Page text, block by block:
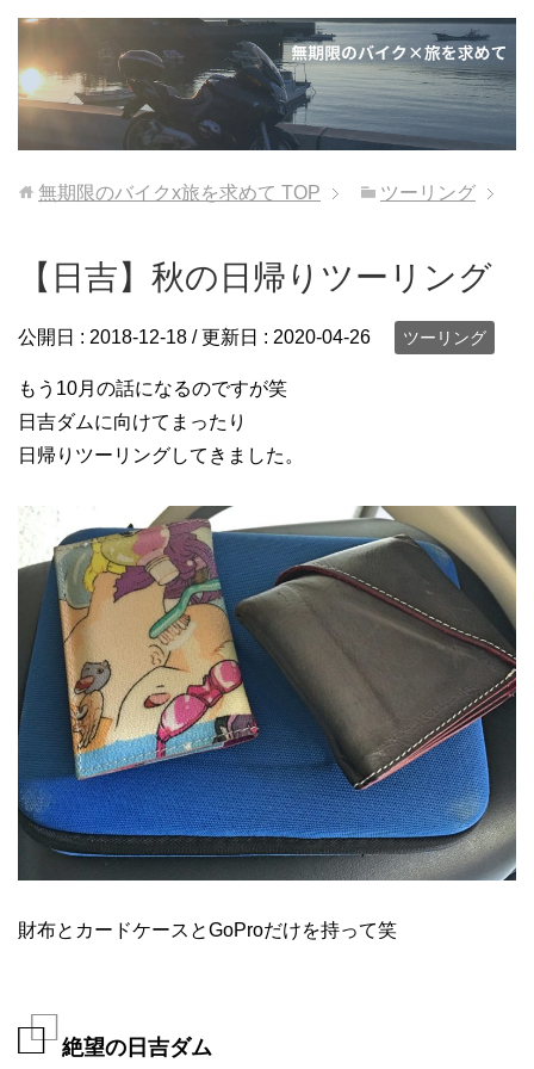
無期限のバイクx旅を求めて TOP ツーリング
【日吉】秋の日帰りツーリング
公開日 : 2018-12-18 / 更新日 : 2020-04-26 ツーリング
もう10月の話になるのですが笑
日吉ダムに向けてまったり
日帰りツーリングしてきました。
財布とカードケースとGoProだけを持って笑
絶望の日吉ダム